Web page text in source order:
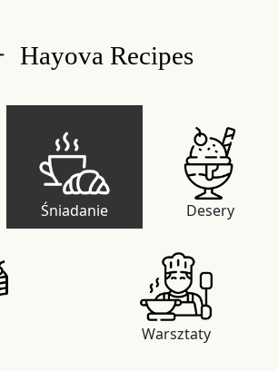
Hayova Recipes
Śniadanie Desery
Warsztaty